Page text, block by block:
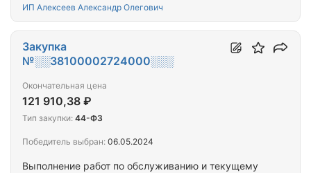
ИП Алексеев Александр Олегович
Выполнение работ по обслуживанию и текущему
Закупка
№░░38100002724000░░░
Окончательная цена
121 910,38 ₽
Тип закупки: 44-ФЗ
Победитель выбран: 06.05.2024